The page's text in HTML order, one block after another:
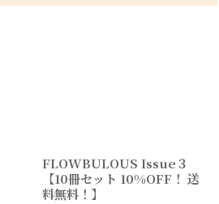
FLOWBULOUS Issue３
【10冊セット 10%OFF！ 送
料無料！】